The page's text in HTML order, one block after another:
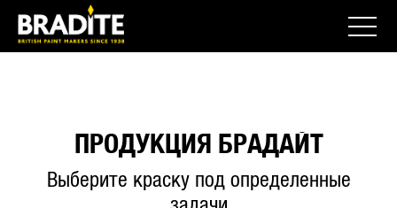
ПРОДУКЦИЯ БРАДАЙТ
Выберите краску под определенные